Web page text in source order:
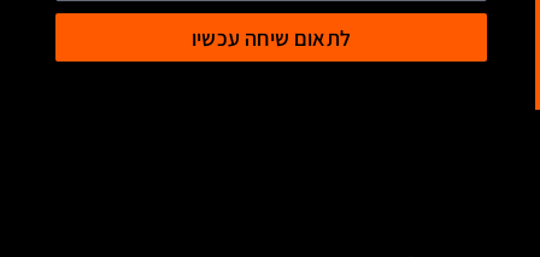
לתאום שיחה עכשיו